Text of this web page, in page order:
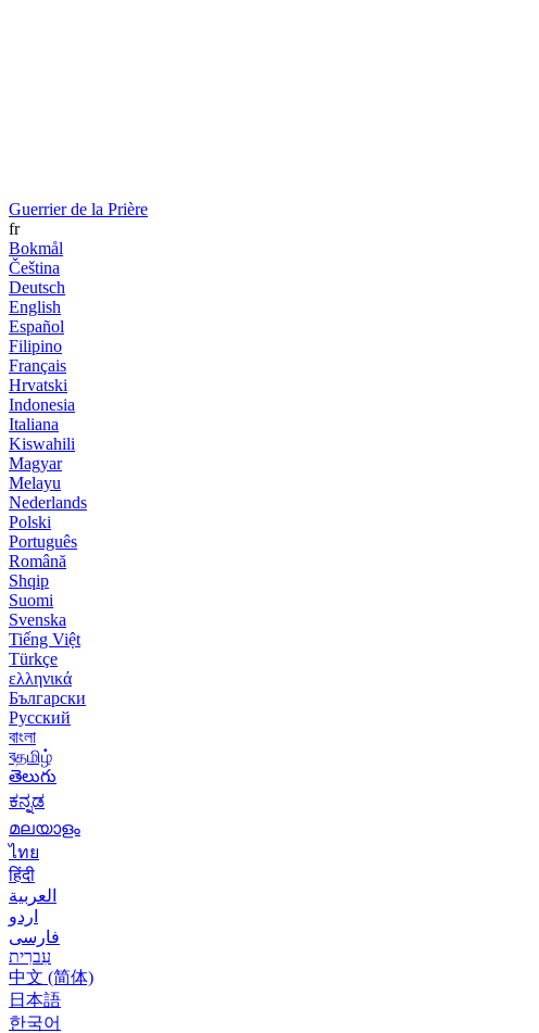
Guerrier de la Prière
fr
Bokmål
Čeština
Deutsch
English
Español
Filipino
Français
Hrvatski
Indonesia
Italiana
Kiswahili
Magyar
Melayu
Nederlands
Polski
Português
Română
Shqip
Suomi
Svenska
Tiếng Việt
Türkçe
ελληνικά
Български
Русский
বাংলা
বதமிழ்
తెలుగు
ಕನ್ನಡ
മലയാളം
ไทย
हिंदी
العربية
اردو
فارسی
עִברִית
中文 (简体)
日本語
한국어